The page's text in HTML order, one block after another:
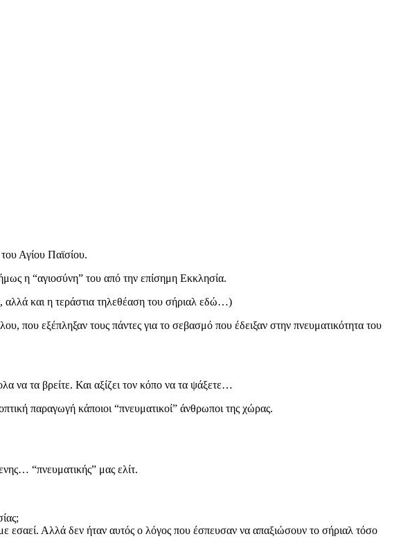
Αγίου Παϊσίου.
η “αγιοσύνη” του από την επίσημη Εκκλησία.
αλλά και η τεράστια τηλεθέαση του σήριαλ εδώ…)
που εξέπληξαν τους πάντες για το σεβασμό που έδειξαν στην πνευματικότητα του
να τα βρείτε. Και αξίζει τον κόπο να τα ψάξετε…
παραγωγή κάποιοι “πνευματικοί” άνθρωποι της χώρας.
“πνευματικής” μας ελίτ.
εσαεί. Αλλά δεν ήταν αυτός ο λόγος που έσπευσαν να απαξιώσουν το σήριαλ τόσο